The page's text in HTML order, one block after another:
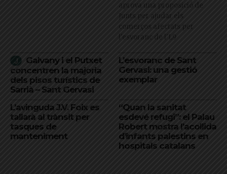
aprova una proposició de
Junts per ajudar els
comerços afectats per
l'esvoranc de l'L9
Galvany i el Putxet
concentren la majoria
dels pisos turístics de
Sarrià – Sant Gervasi
L’esvoranc de Sant
Gervasi: una gestió
exemplar
L’avinguda J.V. Foix es
tallarà al trànsit per
tasques de
manteniment
“Quan la sanitat
esdevé refugi”: el Palau
Robert mostra l’acollida
d’infants palestins en
hospitals catalans